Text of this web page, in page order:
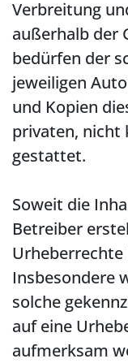
Verbreitung
außerhalb der
bedürfen der
jeweiligen
und Kopien
privaten, nicht
gestattet.
Soweit die
Betreiber
Insbesondere
solche
auf eine
aufmerksam